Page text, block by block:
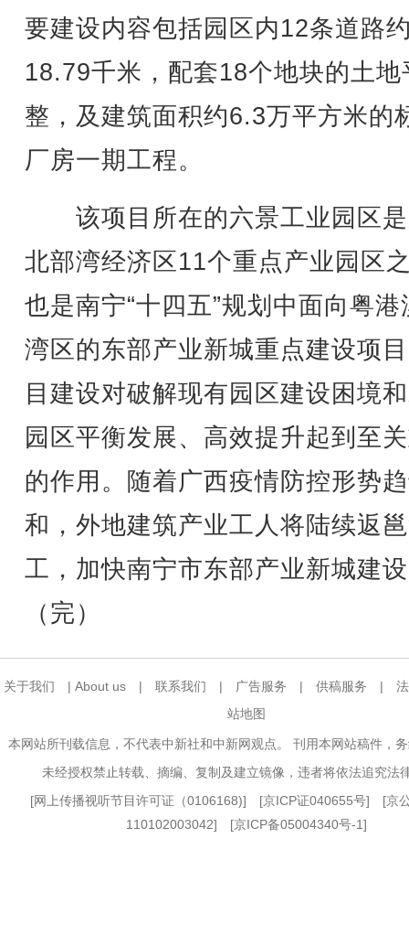
要建设内容包括园区内12条道路
18.79千米，配套18个地块的土地
整，及建筑面积约6.3万平方米的
厂房一期工程。
该项目所在的六景工业园区
北部湾经济区11个重点产业园区
也是南宁“十四五”规划中面向粤港
湾区的东部产业新城重点建设项
目建设对破解现有园区建设困境
园区平衡发展、高效提升起到至
的作用。随着广西疫情防控形势
和，外地建筑产业工人将陆续返
工，加快南宁市东部产业新城建
（完）
关于我们 | About us | 联系我们 | 广告服务 | 供稿服务 |
站地图
本网站所刊载信息，不代表中新社和中新网观点。 刊用本网站稿件，
未经授权禁止转载、摘编、复制及建立镜像，违者将依法追究法
[网上传播视听节目许可证（0106168)] [京ICP证040655号] [京
110102003042] [京ICP备05004340号-1]